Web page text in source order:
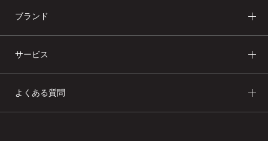
ブランド
サービス
よくある質問